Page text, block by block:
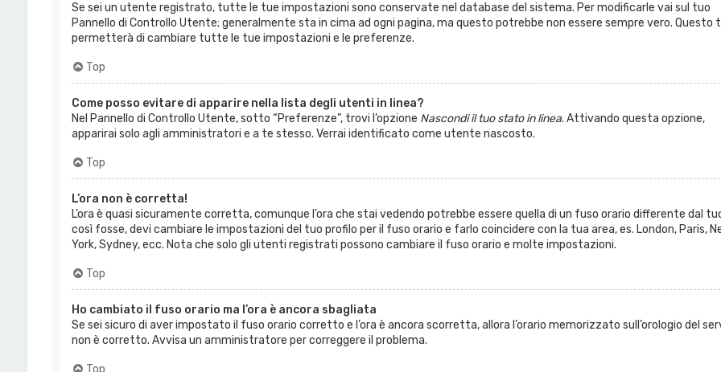
Se sei un utente registrato, tutte le tue impostazioni sono conservate nel database del sistema. Per modificarle vai sul tuo
Pannello di Controllo Utente; generalmente sta in cima ad ogni pagina, ma questo potrebbe non essere sempre vero. Questo
permetterà di cambiare tutte le tue impostazioni e le preferenze.
Top
Come posso evitare di apparire nella lista degli utenti in linea?
Nel Pannello di Controllo Utente, sotto “Preferenze”, trovi l’opzione Nascondi il tuo stato in linea. Attivando questa opzione,
apparirai solo agli amministratori e a te stesso. Verrai identificato come utente nascosto.
Top
L’ora non è corretta!
L’ora è quasi sicuramente corretta, comunque l’ora che stai vedendo potrebbe essere quella di un fuso orario differente dal
così fosse, devi cambiare le impostazioni del tuo profilo per il fuso orario e farlo coincidere con la tua area, es. London, Paris,
York, Sydney, ecc. Nota che solo gli utenti registrati possono cambiare il fuso orario e molte impostazioni.
Top
Ho cambiato il fuso orario ma l’ora è ancora sbagliata
Se sei sicuro di aver impostato il fuso orario corretto e l’ora è ancora scorretta, allora l’orario memorizzato sull’orologio del
non è corretto. Avvisa un amministratore per correggere il problema.
Top